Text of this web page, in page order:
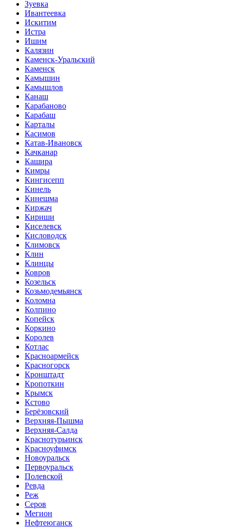
Зуевка
Ивантеевка
Искитим
Истра
Ишим
Калязин
Каменск-Уральский
Каменск
Камышин
Камышлов
Канаш
Карабаново
Карабаш
Карталы
Касимов
Катав-Ивановск
Качканар
Кашира
Кимры
Кингисепп
Кинель
Кинешма
Киржач
Кириши
Киселевск
Кисловодск
Климовск
Клин
Клинцы
Ковров
Козельск
Козьмодемьянск
Коломна
Колпино
Копейск
Коркино
Королев
Котлас
Красноармейск
Красногорск
Кронштадт
Кропоткин
Крымск
Кстово
Берёзовский
Верхняя-Пышма
Верхняя-Салда
Краснотурьинск
Красноуфимск
Новоуральск
Первоуральск
Полевской
Ревда
Реж
Серов
Мегион
Нефтеюганск